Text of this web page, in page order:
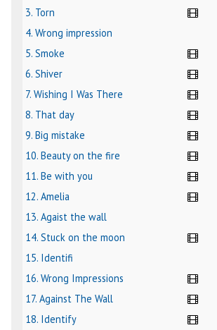
3. Torn
4. Wrong impression
5. Smoke
6. Shiver
7. Wishing I Was There
8. That day
9. Big mistake
10. Beauty on the fire
11. Be with you
12. Amelia
13. Agaist the wall
14. Stuck on the moon
15. Identifi
16. Wrong Impressions
17. Against The Wall
18. Identify